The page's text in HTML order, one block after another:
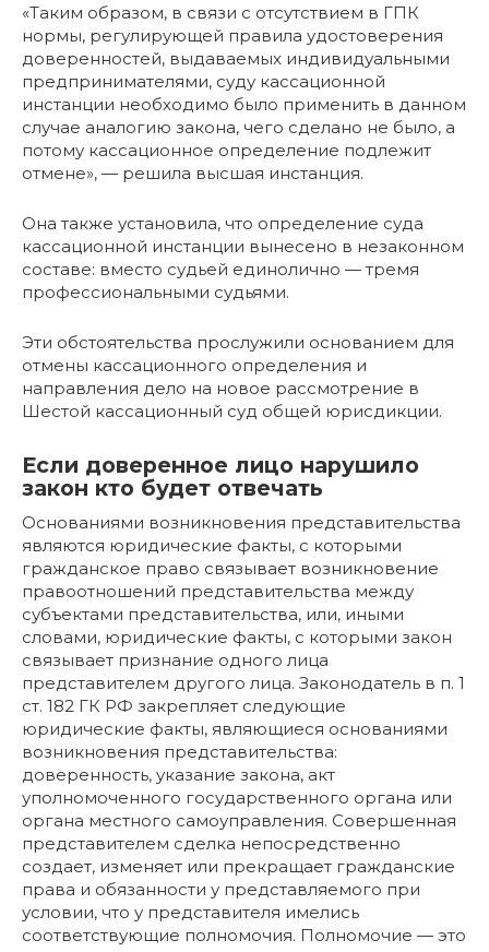
«Таким образом, в связи с отсутствием в ГПК
нормы, регулирующей правила удостоверения
доверенностей, выдаваемых индивидуальными
предпринимателями, суду кассационной
инстанции необходимо было применить в данном
случае аналогию закона, чего сделано не было, а
потому кассационное определение подлежит
отмене», — решила высшая инстанция.
Она также установила, что определение суда
кассационной инстанции вынесено в незаконном
составе: вместо судьей единолично — тремя
профессиональными судьями.
Эти обстоятельства прослужили основанием для
отмены кассационного определения и
направления дело на новое рассмотрение в
Шестой кассационный суд общей юрисдикции.
Если доверенное лицо нарушило
закон кто будет отвечать
Основаниями возникновения представительства
являются юридические факты, с которыми
гражданское право связывает возникновение
правоотношений представительства между
субъектами представительства, или, иными
словами, юридические факты, с которыми закон
связывает признание одного лица
представителем другого лица. Законодатель в п. 1
ст. 182 ГК РФ закрепляет следующие
юридические факты, являющиеся основаниями
возникновения представительства:
доверенность, указание закона, акт
уполномоченного государственного органа или
органа местного самоуправления. Совершенная
представителем сделка непосредственно
создает, изменяет или прекращает гражданские
права и обязанности у представляемого при
условии, что у представителя имелись
соответствующие полномочия. Полномочие — это